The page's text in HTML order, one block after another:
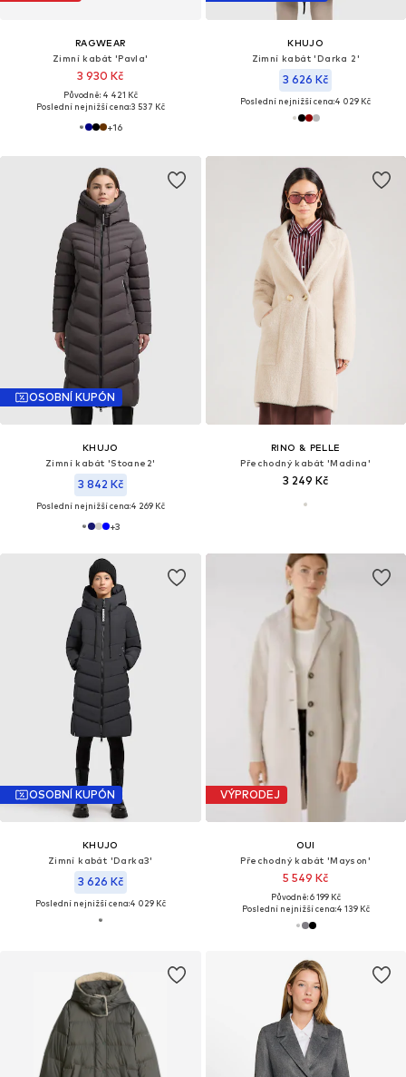
RAGWEAR
Zimní kabát 'Pavla'
3 930 Kč
Původně: 4 421 Kč
Poslední nejnižší cena:3 537 Kč
+16
KHUJO
Zimní kabát 'Darka 2'
3 626 Kč
Poslední nejnižší cena:4 029 Kč
OSOBNÍ KUPÓN
KHUJO
Zimní kabát 'Stoane2'
3 842 Kč
Poslední nejnižší cena:4 269 Kč
+3
RINO & PELLE
Přechodný kabát 'Madina'
3 249 Kč
OSOBNÍ KUPÓN
KHUJO
Zimní kabát 'Darka3'
3 626 Kč
Poslední nejnižší cena:4 029 Kč
VÝPRODEJ
OUI
Přechodný kabát 'Mayson'
5 549 Kč
Původně: 6 199 Kč
Poslední nejnižší cena:4 139 Kč